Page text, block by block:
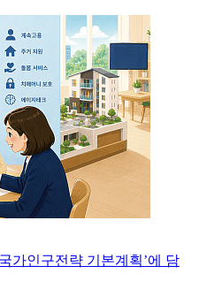
가인구전략 기본계획’에 담